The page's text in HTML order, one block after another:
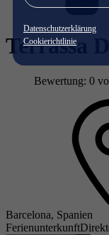
Datenschutzerklärung
Cookierichtlinie
Terrassa
Bewertung: 0
Barcelona, Spanien
Ferienunterkunft